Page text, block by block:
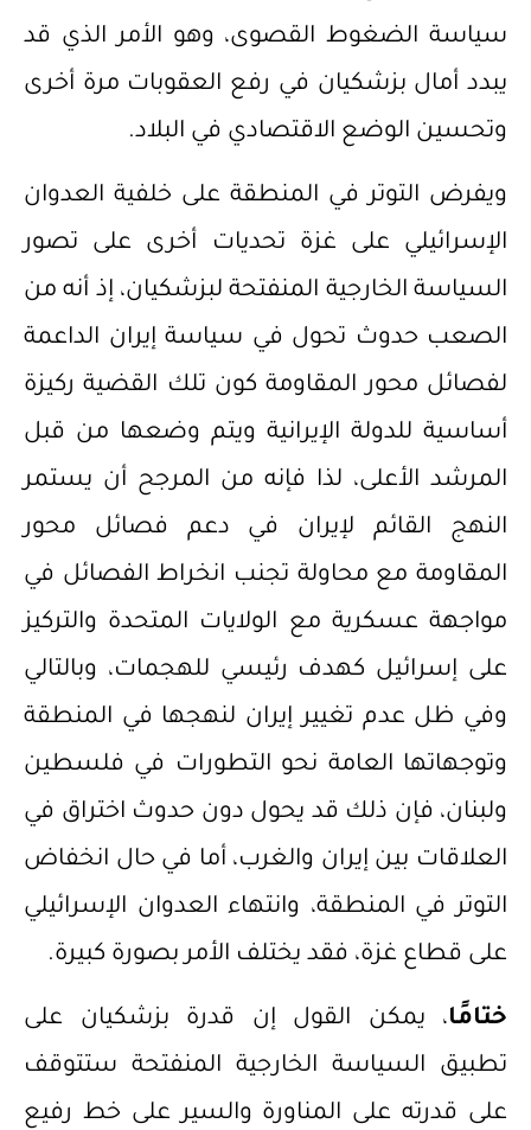
سياسة الضغوط القصوى، وهو الأمر الذي قد
يبدد أمال بزشكيان في رفع العقوبات مرة أخرى
وتحسين الوضع الاقتصادي في البلاد.
ويفرض التوتر في المنطقة على خلفية العدوان
الإسرائيلي على غزة تحديات أخرى على تصور
السياسة الخارجية المنفتحة لبزشكيان، إذ أنه من
الصعب حدوث تحول في سياسة إيران الداعمة
لفصائل محور المقاومة كون تلك القضية ركيزة
أساسية للدولة الإيرانية ويتم وضعها من قبل
المرشد الأعلى، لذا فإنه من المرجح أن يستمر
النهج القائم لإيران في دعم فصائل محور
المقاومة مع محاولة تجنب انخراط الفصائل في
مواجهة عسكرية مع الولايات المتحدة والتركيز
على إسرائيل كهدف رئيسي للهجمات، وبالتالي
وفي ظل عدم تغيير إيران لنهجها في المنطقة
وتوجهاتها العامة نحو التطورات في فلسطين
ولبنان، فإن ذلك قد يحول دون حدوث اختراق في
العلاقات بين إيران والغرب، أما في حال انخفاض
التوتر في المنطقة، وانتهاء العدوان الإسرائيلي
على قطاع غزة، فقد يختلف الأمر بصورة كبيرة.
ختامًا، يمكن القول إن قدرة بزشكيان على
تطبيق السياسة الخارجية المنفتحة ستتوقف
على قدرته على المناورة والسير على خط رفيع